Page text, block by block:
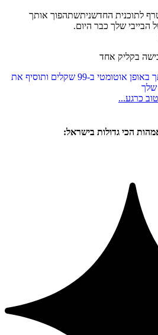
לתוכנית החדשניתשתהפוך אותך
שלך כבר היום.
בקליק אחד
לחיצה על הכפתור תחייב אותך באופן אוטומטי ב-99 שקלים ותוסיף את
שלך
כרגע...
הכי גדולות בישראל: